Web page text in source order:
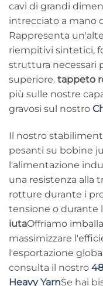
cavi di grandi
intrecciato a mano
Rappresenta
riempitivi sintetici,
struttura necessari
superiore. tappeto
più sulle nostre
gravosi sul nostro
Il nostro
pesanti su bobine
l'alimentazione
una resistenza alla
rotture durante i
tensione o durante
iutaOffriamo
massimizzare
l'esportazione
consulta il nostro
Heavy YarnSe hai